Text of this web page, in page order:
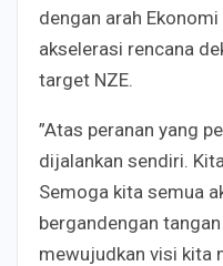
dengan arah
akselerasi rencana
target NZE.
”Atas peranan yang
dijalankan sendiri.
Semoga kita semua
bergandengan
mewujudkan visi kita